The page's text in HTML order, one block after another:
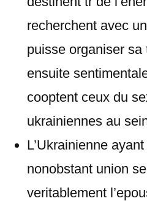
recherchent avec
puisse organiser sa
ensuite
cooptent ceux du
ukrainiennes au
L’Ukrainienne ayant
nonobstant union
veritablement